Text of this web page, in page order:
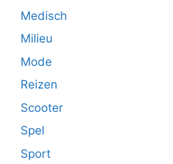
Medisch
Milieu
Mode
Reizen
Scooter
Spel
Sport